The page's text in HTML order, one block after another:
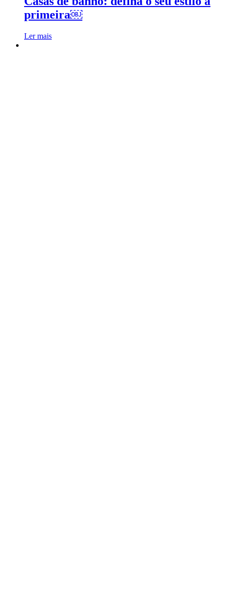
primeira￼
Ler mais